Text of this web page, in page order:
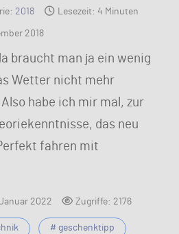
2018 Lesezeit: 4 Minuten
2018
braucht man ja ein wenig
Wetter nicht mehr
habe ich mir mal, zur
das neu
fahren mit
2022 Zugriffe: 2176
# geschenktipp